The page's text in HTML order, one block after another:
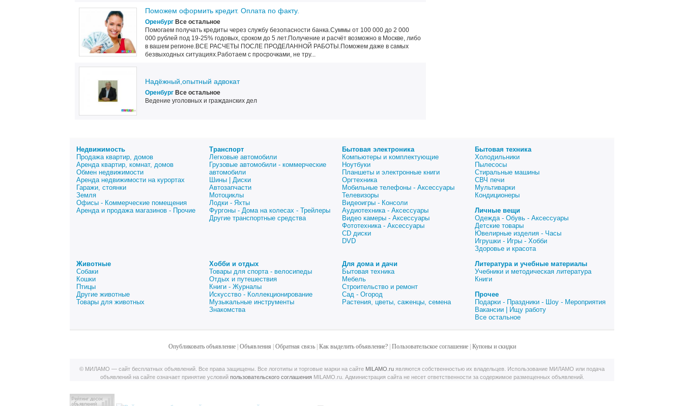
Поможем оформить кредит. Оплата по факту.
Оренбург Все остальное
Помогаем получать кредиты через службу безопасности банка.Суммы от 100 000 до 2 000
000 рублей под 19-25% годовых, сроком до 5 лет.Получение и расчёт возможно в Москве, либо
в вашем регионе.ВСЕ РАСЧЕТЫ ПОСЛЕ ПРОДЕЛАННОЙ РАБОТЫ.Поможем даже в самых
безвыходных ситуациях.Работаем с просрочками, не тру...
Надёжный,опытный адвокат
Оренбург Все остальное
Ведение уголовных и гражданских дел
Недвижимость
Продажа квартир, домов
Аренда квартир, комнат, домов
Обмен недвижимости
Аренда недвижимости на курортах
Гаражи, стоянки
Земля
Офисы - Коммерческие помещения
Аренда и продажа магазинов - Прочие
Транспорт
Легковые автомобили
Грузовые автомобили - коммерческие
автомобили
Шины | Диски
Автозапчасти
Мотоциклы
Лодки - Яхты
Фургоны - Дома на колесах - Трейлеры
Другие транспортные средства
Бытовая электроника
Компьютеры и комплектующие
Ноутбуки
Планшеты и электронные книги
Оргтехника
Мобильные телефоны - Аксессуары
Телевизоры
Видеоигры - Консоли
Аудиотехника - Аксессуары
Видео камеры - Аксессуары
Фототехника - Аксессуары
CD диски
DVD
Бытовая техника
Холодильники
Пылесосы
Стиральные машины
СВЧ печи
Мультиварки
Кондиционеры
Личные вещи
Одежда - Обувь - Аксессуары
Детские товары
Ювелирные изделия - Часы
Игрушки - Игры - Хобби
Здоровье и красота
Животные
Собаки
Кошки
Птицы
Другие животные
Товары для животных
Хобби и отдых
Товары для спорта - велосипеды
Отдых и путешествия
Книги - Журналы
Искусство - Коллекционирование
Музыкальные инструменты
Знакомства
Для дома и дачи
Бытовая техника
Мебель
Строительство и ремонт
Сад - Огород
Растения, цветы, саженцы, семена
Литература и учебные материалы
Учебники и методическая литература
Книги
Прочее
Подарки - Праздники - Шоу - Мероприятия
Вакансии | Ищу работу
Все остальное
Опубликовать объявление| Объявления Обратная связь| Как выделить объявление?| Пользовательское соглашение| Купоны и скидки
© МИЛАМО — сайт бесплатных объявлений. Все права защищены. Все логотипы и торговые марки на сайте MILAMO.ru являются собственностью их владельцев. Использование МИЛАМО или подача
объявлений на сайте означает принятие условий пользовательского соглашенияMILAMO.ru. Администрация сайта не несет ответственности за содержимое размещенных объявлений.